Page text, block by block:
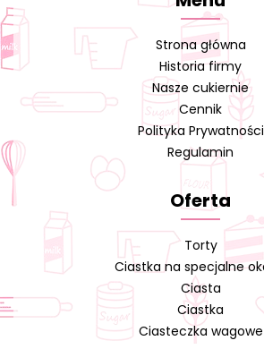
Strona główna
Historia firmy
Nasze cukiernie
Cennik
Polityka Prywatności
Regulamin
Oferta
Torty
Ciastka na specjalne
Ciasta
Ciastka
Ciasteczka wagowe